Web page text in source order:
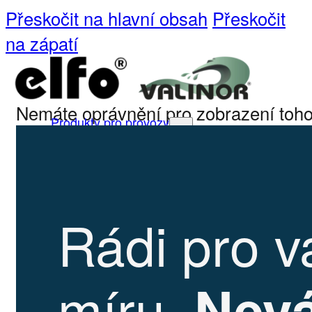
Přeskočit na hlavní obsah Přeskočit
na zápatí
Produkty pro provozy
úklid
COSA-CIP čistící přípravky
Ultrasil-CIP chemie
Zdravotnická zařízení
Nemáte oprávnění pro zobrazení
Rádi pro